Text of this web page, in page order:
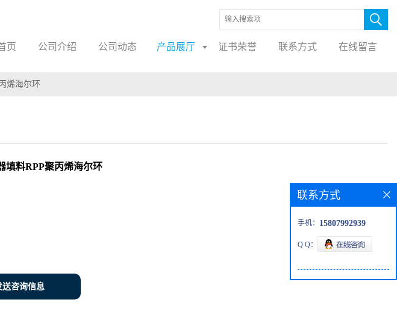
页 公司介绍 公司动态 产品展厅 证书荣誉 联系方式 在线留言
烯海尔环
填料RPP聚丙烯海尔环
送咨询信息
联系方式
手机： 15807992939
Q Q：